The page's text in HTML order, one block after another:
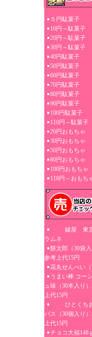
５円駄菓子
10円～駄菓子
20円～駄菓子
30円～駄菓子
40円駄菓子
50円駄菓子
60円駄菓子
70円駄菓子
80円駄菓子
90円駄菓子
100円駄菓子
110円～駄菓子
20円おもちゃ
30円おもちゃ
50円おもちゃ
80円おもちゃ
100円おもちゃ
110円～おもち
鍵屋 東
ラムネ
餅太郎（30袋
参考上代15円
花丸せんべい（
うまい棒 コー
ュ味（30本入り
上代15円
ひとくち
パス（30個入り
上代15円
チョコ大福148